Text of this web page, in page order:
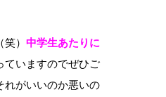
） 中学生あたりに
ていますのでぜひご
れがいいのか悪いの